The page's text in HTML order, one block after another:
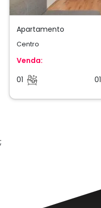
Apartamento
Centro
Venda:
01
01
;